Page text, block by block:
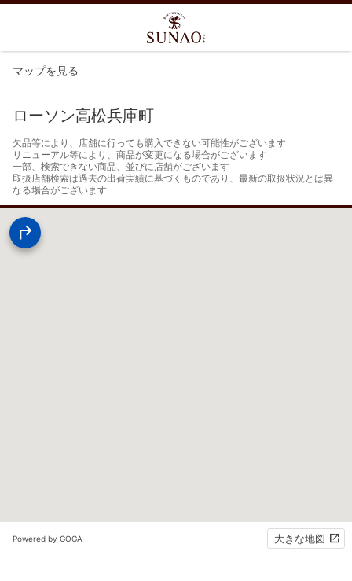
マップを見る
ローソン高松兵庫町
欠品等により、店舗に行っても購入できない可能性がございます
リニューアル等により、商品が変更になる場合がございます
一部、検索できない商品、並びに店舗がございます
取扱店舗検索は過去の出荷実績に基づくものであり、最新の取扱状況とは異
なる場合がございます
Powered by GOGA 大きな地図